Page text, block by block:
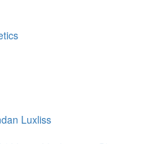
Luxliss